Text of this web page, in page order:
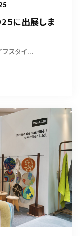
に出展しま
スタイ...
ちら